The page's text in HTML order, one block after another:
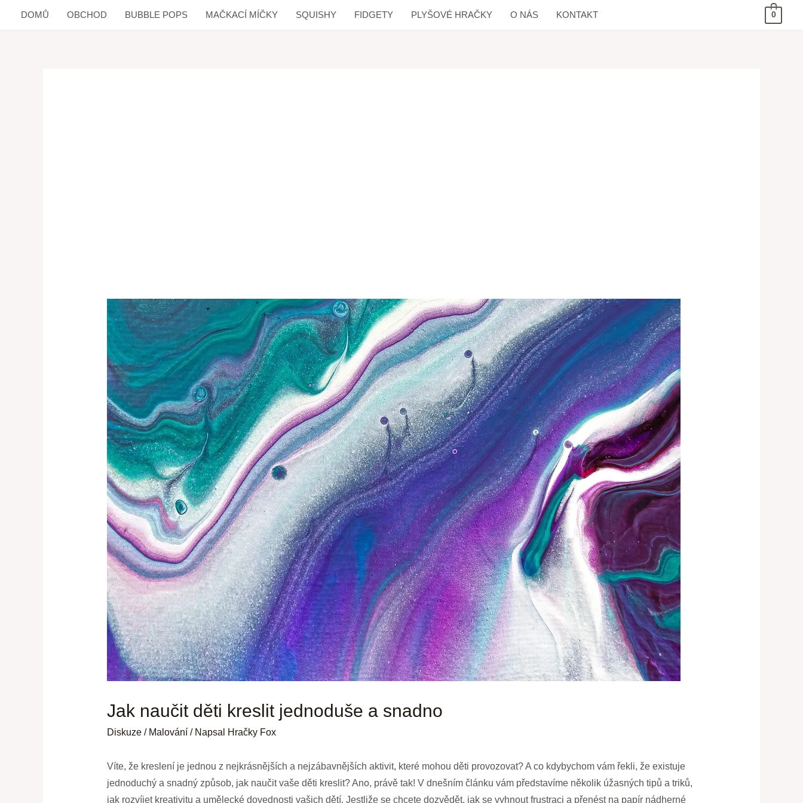
DOMŮ OBCHOD BUBBLE POPS MAČKACÍ MÍČKY SQUISHY FIDGETY PLYŠOVÉ HRAČKY O NÁS KONTAKT 0
Jak naučit děti kreslit jednoduše a snadno
Diskuze / Malování/ Napsal Hračky Fox
Víte, že kreslení je jednou z nejkrásnějších a nejzábavnějších aktivit, které mohou děti provozovat? A co kdybychom vám řekli, že existuje
jednoduchý a snadný způsob, jak naučit vaše děti kreslit? Ano, právě tak! V dnešním článku vám představíme několik úžasných tipů a triků,
jak rozvíjet kreativitu a umělecké dovednosti vašich dětí. Jestliže se chcete dozvědět, jak se vyhnout frustraci a přenést na papír nádherné